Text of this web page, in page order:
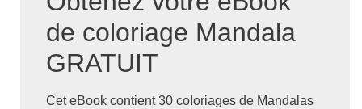
de coloriage Mandala
GRATUIT
Cet eBook contient 30 coloriages de Mandalas